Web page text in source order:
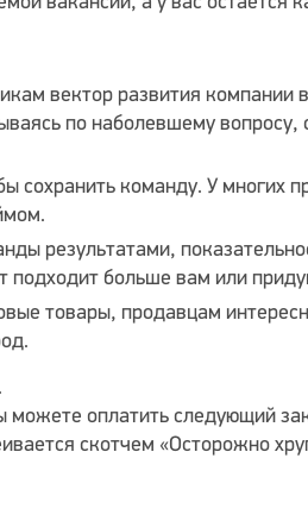
вектор развития компании
по наболевшему вопросу,
сохранить команду. У многих
результатами,
больше вам или
товары, продавцам
оплатить следующий
скотчем «Осторожно